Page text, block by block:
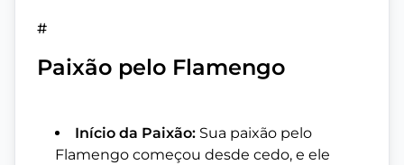
#
Paixão pelo Flamengo
Início da Paixão: Sua paixão pelo
Flamengo começou desde cedo, e ele